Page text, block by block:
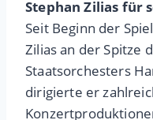
Stephan Zilias für
Seit Beginn der
Zilias an der Spitze
Staatsorchesters
dirigierte er